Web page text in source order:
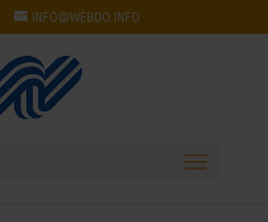
INFO@WEBDO.INFO